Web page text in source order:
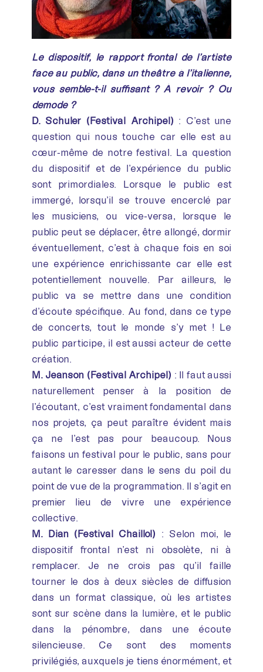
Le dispositif, le rapport frontal de l’artiste
face au public, dans un théâtre à l’italienne,
vous semble-t-il suffisant ? À revoir ? Ou
démodé ?
D. Schuler (Festival Archipel) : C’est une
question qui nous touche car elle est au
cœur-même de notre festival. La question
du dispositif et de l’expérience du public
sont primordiales. Lorsque le public est
immergé, lorsqu’il se trouve encerclé par
les musiciens, ou vice-versa, lorsque le
public peut se déplacer, être allongé, dormir
éventuellement, c’est à chaque fois en soi
une expérience enrichissante car elle est
potentiellement nouvelle. Par ailleurs, le
public va se mettre dans une condition
d’écoute spécifique. Au fond, dans ce type
de concerts, tout le monde s’y met ! Le
public participe, il est aussi acteur de cette
création.
M. Jeanson (Festival Archipel) : Il faut aussi
naturellement penser à la position de
l’écoutant, c’est vraiment fondamental dans
nos projets, ça peut paraître évident mais
ça ne l’est pas pour beaucoup. Nous
faisons un festival pour le public, sans pour
autant le caresser dans le sens du poil du
point de vue de la programmation. Il s’agit en
premier lieu de vivre une expérience
collective.
M. Dian (Festival Chaillol) : Selon moi, le
dispositif frontal n’est ni obsolète, ni à
remplacer. Je ne crois pas qu’il faille
tourner le dos à deux siècles de diffusion
dans un format classique, où les artistes
sont sur scène dans la lumière, et le public
dans la pénombre, dans une écoute
silencieuse. Ce sont des moments
privilégiés, auxquels je tiens énormément, et